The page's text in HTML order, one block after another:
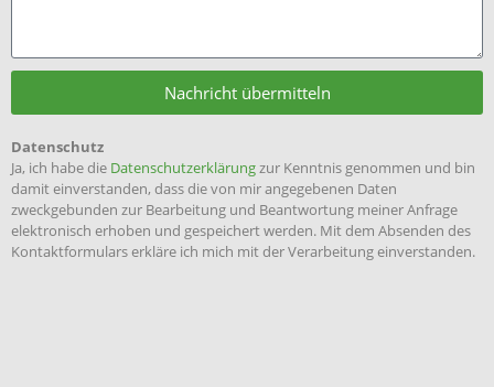
Nachricht übermitteln
Datenschutz
Ja, ich habe die Datenschutzerklärungzur Kenntnis genommen und bin
damit einverstanden, dass die von mir angegebenen Daten
zweckgebunden zur Bearbeitung und Beantwortung meiner Anfrage
elektronisch erhoben und gespeichert werden. Mit dem Absenden des
Kontaktformulars erkläre ich mich mit der Verarbeitung einverstanden.